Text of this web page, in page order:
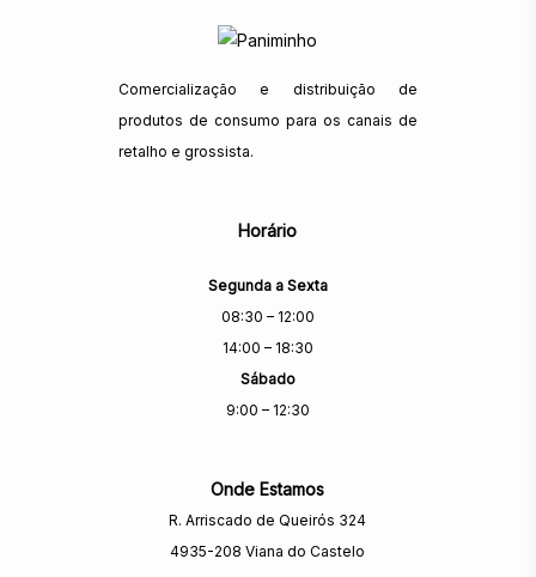
Comercialização e distribuição de
produtos de consumo para os canais de
retalho e grossista.
Horário
Segunda a Sexta
08:30 – 12:00
14:00 – 18:30
Sábado
9:00 – 12:30
Onde Estamos
R. Arriscado de Queirós 324
4935-208 Viana do Castelo